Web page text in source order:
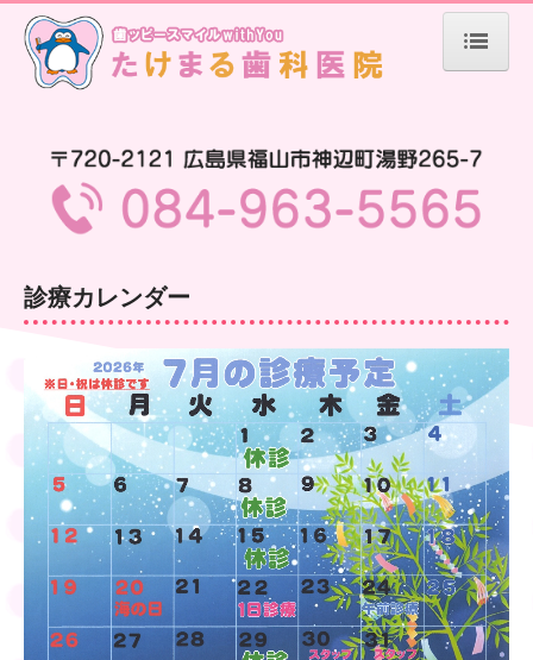
初診の方へ
よくある質問
医院案内
設備紹介
スタッフの募集
診療カレンダー
ハッピーカムニュース
過去のハッピーカムニュース
診療カレンダー